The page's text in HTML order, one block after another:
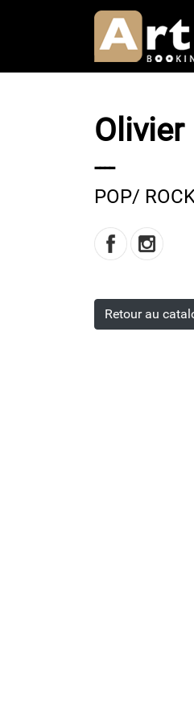
principal
Olivier
----
POP/
Retour au